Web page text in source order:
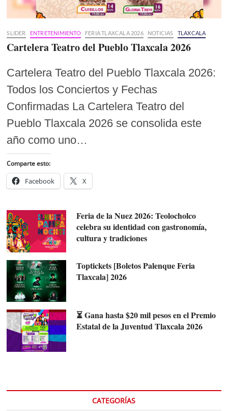
SLIDER ENTRETENIMIENTO FERIA TLAXCALA 2026 NOTICIAS TLAXCALA
Cartelera Teatro del Pueblo Tlaxcala 2026
Cartelera Teatro del Pueblo Tlaxcala 2026:
Todos los Conciertos y Fechas
Confirmadas La Cartelera Teatro del
Pueblo Tlaxcala 2026 se consolida este
año como uno…
Comparte esto:
Facebook X
Feria de la Nuez 2026: Teolocholco
celebra su identidad con gastronomía,
cultura y tradiciones
Toptickets [Boletos Palenque Feria
Tlaxcala] 2026
⏳ Gana hasta $20 mil pesos en el Premio
Estatal de la Juventud Tlaxcala 2026
CATEGORÍAS